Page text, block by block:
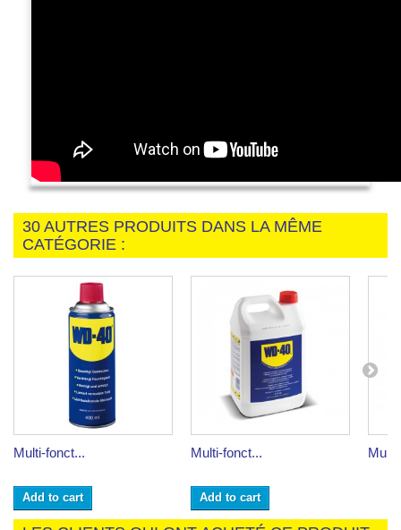
30 AUTRES PRODUITS DANS LA MÊME
CATÉGORIE :
Multi-fonct...
Add to cart
Multi-fonct...
Add to cart